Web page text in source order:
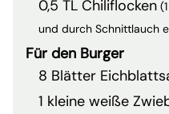
0,5 TL Chiliflocken
und durch Schnittlauch
Für den Burger
8 Blätter
1 kleine weiße